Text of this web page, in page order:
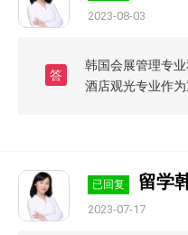
2023-08-03
答
韩国会展管理专
酒店观光专业作
已回复 留学
2023-07-17